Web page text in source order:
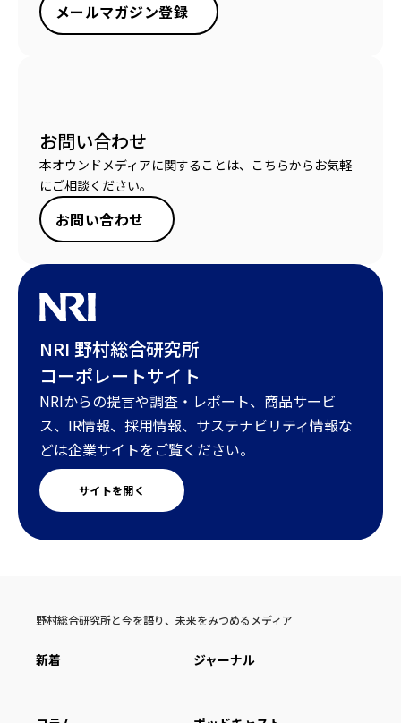
メールマガジン登録
お問い合わせ
本オウンドメディアに関することは、こちらからお気軽
にご相談ください。
お問い合わせ
NRI 野村総合研究所
コーポレートサイト
NRIからの提言や調査・レポート、商品サービ
ス、IR情報、採用情報、サステナビリティ情報な
どは企業サイトをご覧ください。
サイトを開く
野村総合研究所と今を語り、未来をみつめるメディア
新着 ジャーナル